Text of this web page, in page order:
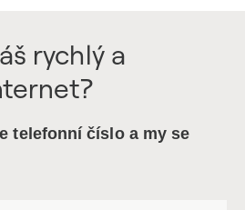
rychlý a
telefonní číslo a my se